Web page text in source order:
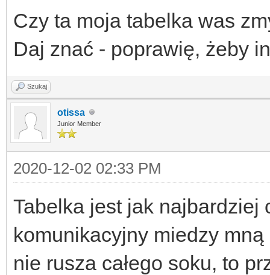
Czy ta moja tabelka was
Daj znać - poprawię, żeby
Szukaj
otissa
Junior Member
2020-12-02 02:33 PM
Tabelka jest jak najbardziej
komunikacyjny miedzy
nie rusza całego soku, to